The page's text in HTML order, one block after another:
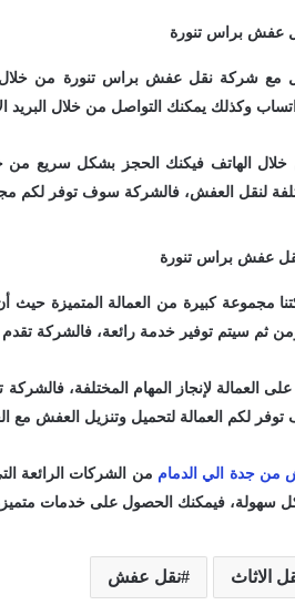
عفش براس تنورة
مع شركة نقل عفش براس تنورة من خلال
وكذلك يمكنك التواصل من خلال البريد
الهاتف فيكنك الحجز بشكل سريع من
لنقل العفش، فالشركة سوف توفر لكم
عفش براس تنورة
مجموعة كبيرة من العمالة المتميزة
ثم سيتم توفير خدمة رائعة، فالشركة تقدم
العمالة لإنجاز المهام المختلفة،
لكم العمالة لتحميل وتنزيل العفش
جدة الي الدمام من الشركات الرائعة
سهولة، فيمكنك الحصول على خدمات
الاثاث نقل عفش